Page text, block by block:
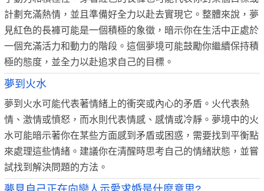
計劃充滿熱情，並且準備好全力以赴去實現它。整體來說，夢
見紅色的長褲可能是一個積極的象徵，暗示你在生活中正處於
一個充滿活力和動力的階段。這個夢境可能鼓勵你繼續保持積
極的態度，並全力以赴追求自己的目標。
夢到火水
夢到火水可能代表著情緒上的衝突或內心的矛盾。火代表熱
情、激情或憤怒，而水則代表情感、感情或冷靜。夢境中的火
水可能暗示著你在某些方面感到矛盾或困惑，需要找到平衡點
來處理這些情緒。建議你在清醒時思考自己的情緒狀態，並嘗
試找到解決問題的方法。